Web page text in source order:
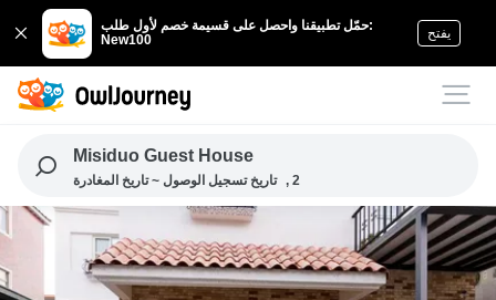
حمّل تطبيقنا واحصل على قسيمة خصم لأول طلب:
New100
يفتح
Misiduo Guest House
تاريخ تسجيل الوصول ~ تاريخ المغادرة , 2